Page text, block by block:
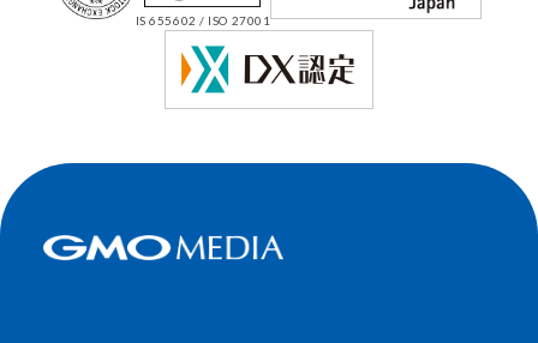
IS 655602 / ISO 27001